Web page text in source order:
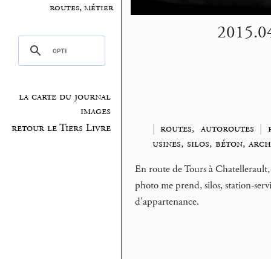
routes, métier
la carte du journal
images
retour le Tiers Livre
|routes, autoroutes |
usines, silos, béton,
En route de Tours à
photo me prend, silos, station-
d’appartenance.